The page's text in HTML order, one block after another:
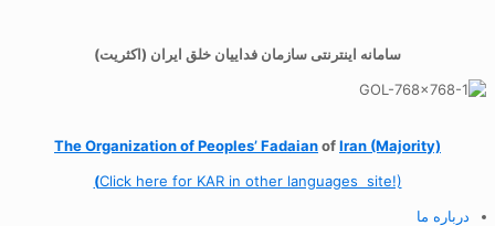
سامانه اینترنتی سازمان فداییان خلق ایران (اکثریت)
The Organization ofPeoples’ FadaianofIran (Majority)
(Click here for KAR in other languages site!)
درباره ما